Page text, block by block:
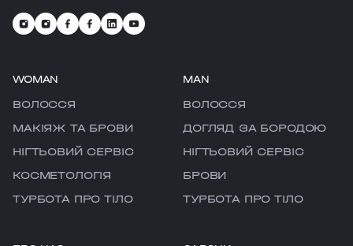
WOMAN
ВОЛОССЯ
МАКІЯЖ ТА БРОВИ
НІГТЬОВИЙ СЕРВІС
КОСМЕТОЛОГІЯ
ТУРБОТА ПРО ТІЛО
MAN
ВОЛОССЯ
ДОГЛЯД ЗА БОРОДОЮ
НІГТЬОВИЙ СЕРВІС
БРОВИ
ТУРБОТА ПРО ТІЛО